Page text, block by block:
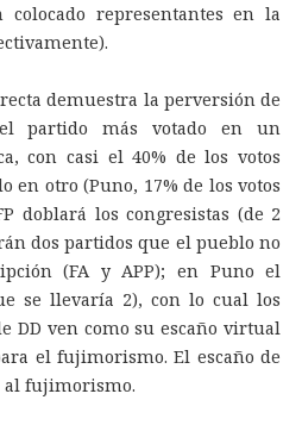
representantes en la
demuestra la perversión de
partido más votado en un
con casi el 40% de los votos
en otro (Puno, 17% de los votos
doblará los congresistas (de 2
dos partidos que el pueblo no
(FA y APP); en Puno el
se llevaría 2), con lo cual los
DD ven como su escaño virtual
el fujimorismo. El escaño de
al fujimorismo.